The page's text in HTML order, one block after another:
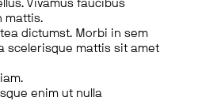
Vivamus faucibus
mattis.
dictumst. Morbi in sem
scelerisque mattis sit amet
enim ut nulla